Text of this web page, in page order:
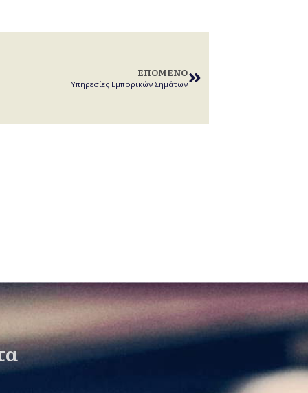
ΕΠΌΜΕΝΟ
Υπηρεσίες Εμπορικών Σημάτων